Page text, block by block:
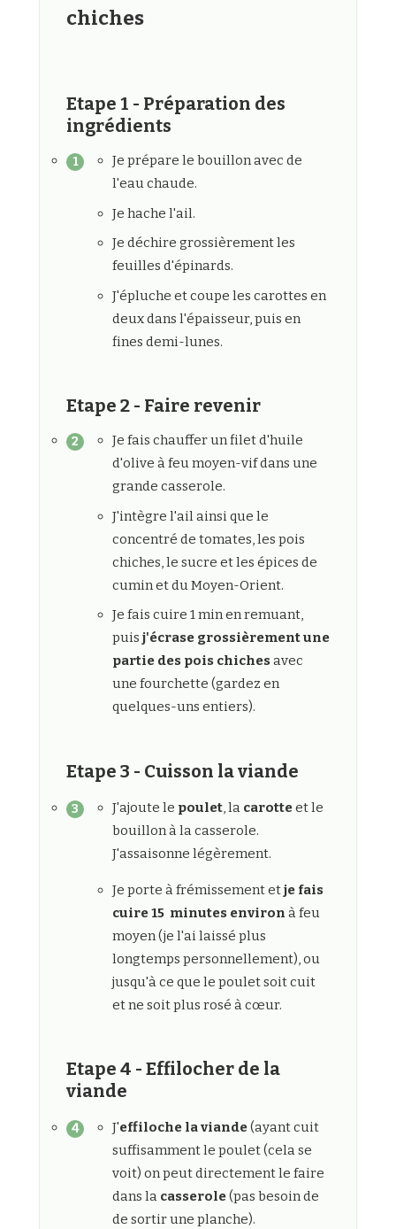
chiches
Etape 1 - Préparation des
ingrédients
Je prépare le bouillon avec de
l'eau chaude.
Je hache l'ail.
Je déchire grossièrement les
feuilles d'épinards.
J'épluche et coupe les carottes en
deux dans l'épaisseur, puis en
fines demi-lunes.
Etape 2 - Faire revenir
Je fais chauffer un filet d'huile
d'olive à feu moyen-vif dans une
grande casserole.
J'intègre l'ail ainsi que le
concentré de tomates, les pois
chiches, le sucre et les épices de
cumin et du Moyen-Orient.
Je fais cuire 1 min en remuant,
puis j'écrase grossièrement une
partie des pois chichesavec
une fourchette (gardez en
quelques-uns entiers).
Etape 3 - Cuisson la viande
J'ajoute le poulet, la carotteet le
bouillon à la casserole.
J'assaisonne légèrement.
Je porte à frémissement etje fais
cuire 15 minutes environ à feu
moyen (je l'ai laissé plus
longtemps personnellement), ou
jusqu'à ce que le poulet soit cuit
et ne soit plus rosé à cœur.
Etape 4 - Effilocher de la
viande
J'effiloche la viande(ayant cuit
suffisamment le poulet (cela se
voit) on peut directement le faire
dans la casserole(pas besoin de
de sortir une planche).